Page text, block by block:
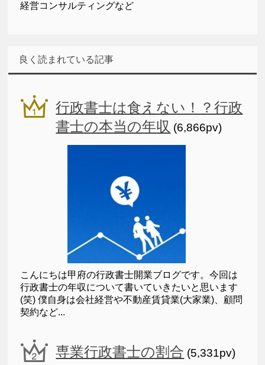
経営コンサルティングなど
良く読まれている記事
行政書士は食えない！？行政
書士の本当の年収 (6,866pv)
こんにちは甲府の行政書士開業ブログです。今回は
行政書士の年収について書いていきたいと思います
(笑) 僕自身は会社経営や不動産賃貸業(大家業)、顧問
契約など...
専業行政書士の割合 (5,331pv)